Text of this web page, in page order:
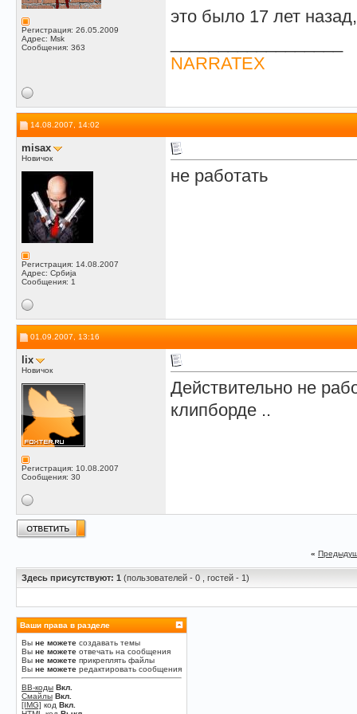
Регистрация: 26.05.2009
Адрес: Msk
Сообщения: 363
это было 17 лет
NARRATEX
14.08.2007, 14:02
misax
Новичок
Регистрация: 14.08.2007
Адрес: Србија
Сообщения: 1
не работать
01.09.2007, 13:16
lix
Новичок
Регистрация: 10.08.2007
Сообщения: 30
Действительно не
клипборде ..
«
Здесь присутствуют: 1 (пользователей - 0 , гостей - 1)
Ваши права в разделе
Вы не можете создавать темы
Вы не можете отвечать на сообщения
Вы не можете прикреплять файлы
Вы не можете редактировать сообщения
BB-коды Вкл.
Смайлы Вкл.
[IMG] код Вкл.